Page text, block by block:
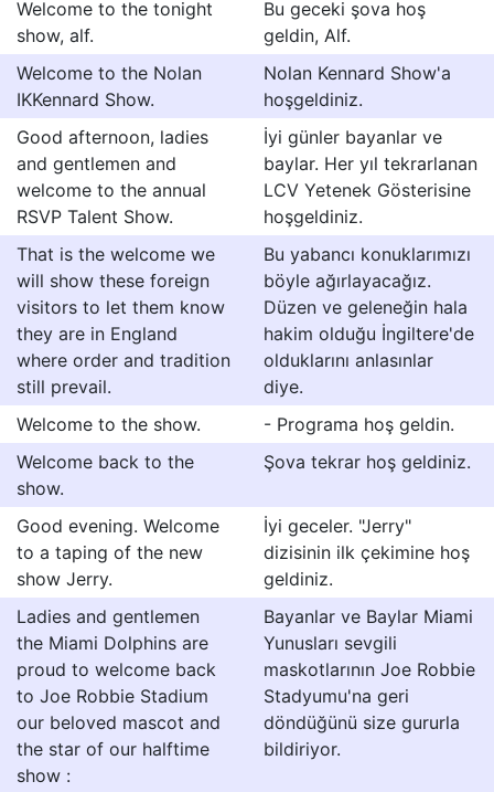
Welcome to the tonight
show, alf.
Bu geceki şova hoş
geldin, Alf.
Welcome to the Nolan
IKKennard Show.
Nolan Kennard Show'a
hoşgeldiniz.
Good afternoon, ladies
and gentlemen and
welcome to the annual
RSVP Talent Show.
İyi günler bayanlar ve
baylar. Her yıl tekrarlanan
LCV Yetenek Gösterisine
hoşgeldiniz.
That is the welcome we
will show these foreign
visitors to let them know
they are in England
where order and tradition
still prevail.
Bu yabancı konuklarımızı
böyle ağırlayacağız.
Düzen ve geleneğin hala
hakim olduğu İngiltere'de
olduklarını anlasınlar
diye.
Welcome to the show.
- Programa hoş geldin.
Welcome back to the
show.
Şova tekrar hoş geldiniz.
Good evening. Welcome
to a taping of the new
show Jerry.
İyi geceler. "Jerry"
dizisinin ilk çekimine hoş
geldiniz.
Ladies and gentlemen
the Miami Dolphins are
proud to welcome back
to Joe Robbie Stadium
our beloved mascot and
the star of our halftime
show :
Bayanlar ve Baylar Miami
Yunusları sevgili
maskotlarının Joe Robbie
Stadyumu'na geri
döndüğünü size gururla
bildiriyor.